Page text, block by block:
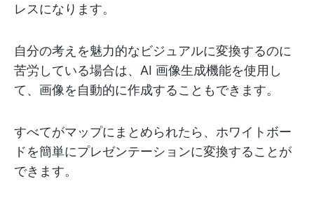
レスになります。
自分の考えを魅力的なビジュアルに変換するのに
苦労している場合は、AI 画像生成機能を使用し
て、画像を自動的に作成することもできます。
すべてがマップにまとめられたら、ホワイトボー
ドを簡単にプレゼンテーションに変換することが
できます。